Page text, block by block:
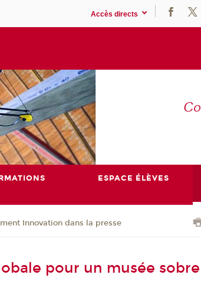
Accès directs
ESPACE ÉLÈVES
Innovation dans la presse
pour un musée